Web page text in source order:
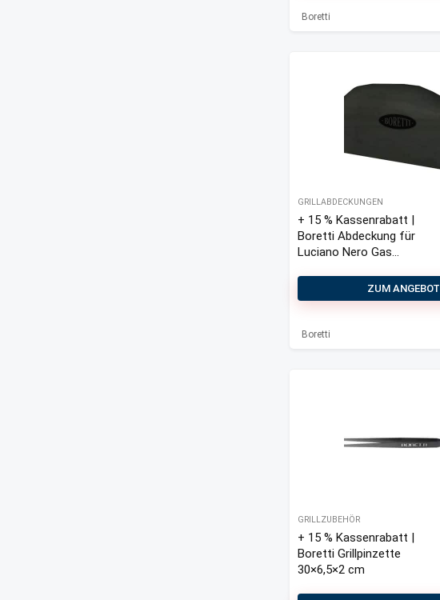
Boretti
GRILLABDECKUNGEN
+ 15 % Kassenrabatt |
Boretti Abdeckung für
Luciano Nero Gas
Kühlschrank 157x66x85
cm
ZUM ANGEBOT
Boretti
GRILLZUBEHÖR
+ 15 % Kassenrabatt |
Boretti Grillpinzette
30×6,5×2 cm